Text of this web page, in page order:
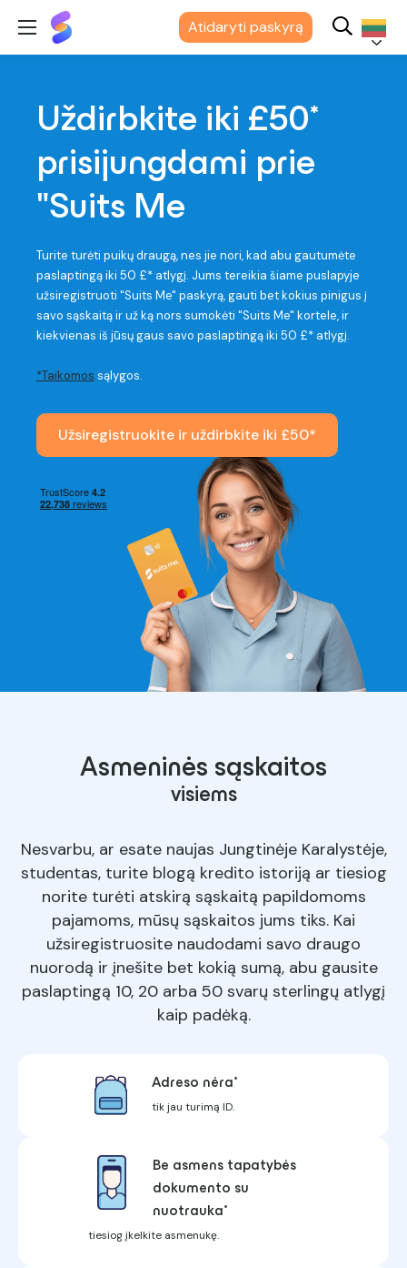
"Suits
Me® Atidaryti paskyrą
Uždirbkite iki £50*
prisijungdami prie
"Suits Me
Turite turėti puikų draugą, nes jie nori, kad abu gautumėte
paslaptingą iki 50 £* atlygį. Jums tereikia šiame puslapyje
užsiregistruoti "Suits Me" paskyrą, gauti bet kokius pinigus į
savo sąskaitą ir už ką nors sumokėti "Suits Me" kortele, ir
kiekvienas iš jūsų gaus savo paslaptingą iki 50 £* atlygį.
*Taikomos sąlygos.
Užsiregistruokite ir uždirbkite iki £50*
Asmeninės sąskaitos
visiems
Nesvarbu, ar esate naujas Jungtinėje Karalystėje,
studentas, turite blogą kredito istoriją ar tiesiog
norite turėti atskirą sąskaitą papildomoms
pajamoms, mūsų sąskaitos jums tiks. Kai
užsiregistruosite naudodami savo draugo
nuorodą ir įnešite bet kokią sumą, abu gausite
paslaptingą 10, 20 arba 50 svarų sterlingų atlygį
kaip padėką.
Adreso nėra*
tik jau turimą ID.
Be asmens tapatybės
dokumento su
nuotrauka*
tiesiog įkelkite asmenukę.